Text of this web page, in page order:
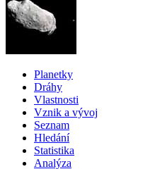
Planetky
Dráhy
Vlastnosti
Vznik a vývoj
Seznam
Hledání
Statistika
Analýza